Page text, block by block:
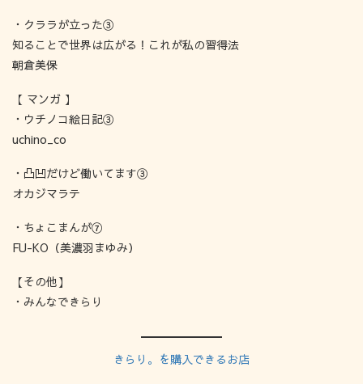
・クララが立った③
知ることで世界は広がる！これが私の習得法
朝倉美保
【 マンガ 】
・ウチノコ絵日記③
uchino_co
・凸凹だけど働いてます③
オカジマラテ
・ちょこまんが⑦
FU-KO（美濃羽まゆみ）
【その他】
・みんなできらり
きらり。を購入できるお店